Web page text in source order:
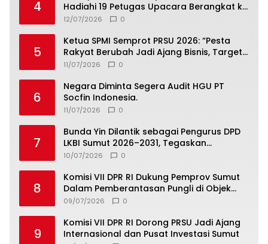
4
Hadiahi 19 Petugas Upacara Berangkat ke
Jamnas 2026
12/07/2026 0
5
Ketua SPMI Semprot PRSU 2026: “Pesta
Rakyat Berubah Jadi Ajang Bisnis, Target
300 Ribu Pengunjung Tinggal Slogan”
11/07/2026 0
6
Negara Diminta Segera Audit HGU PT
Socfin Indonesia.
11/07/2026 0
7
Bunda Yin Dilantik sebagai Pengurus DPD
LKBI Sumut 2026–2031, Tegaskan
Komitmen Perkuat Toleransi dan
10/07/2026 0
8
Komisi VII DPR RI Dukung Pemprov Sumut
Dalam Pemberantasan Pungli di Objek
Wisata
09/07/2026 0
9
Komisi VII DPR RI Dorong PRSU Jadi Ajang
Internasional dan Pusat Investasi Sumut